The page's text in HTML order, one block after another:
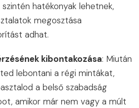
hatékonyak lehetnek,
megosztása
adhat.
kibontakozása: Miután
lebontani a régi mintákat,
a belső szabadság
amikor már nem vagy a múlt